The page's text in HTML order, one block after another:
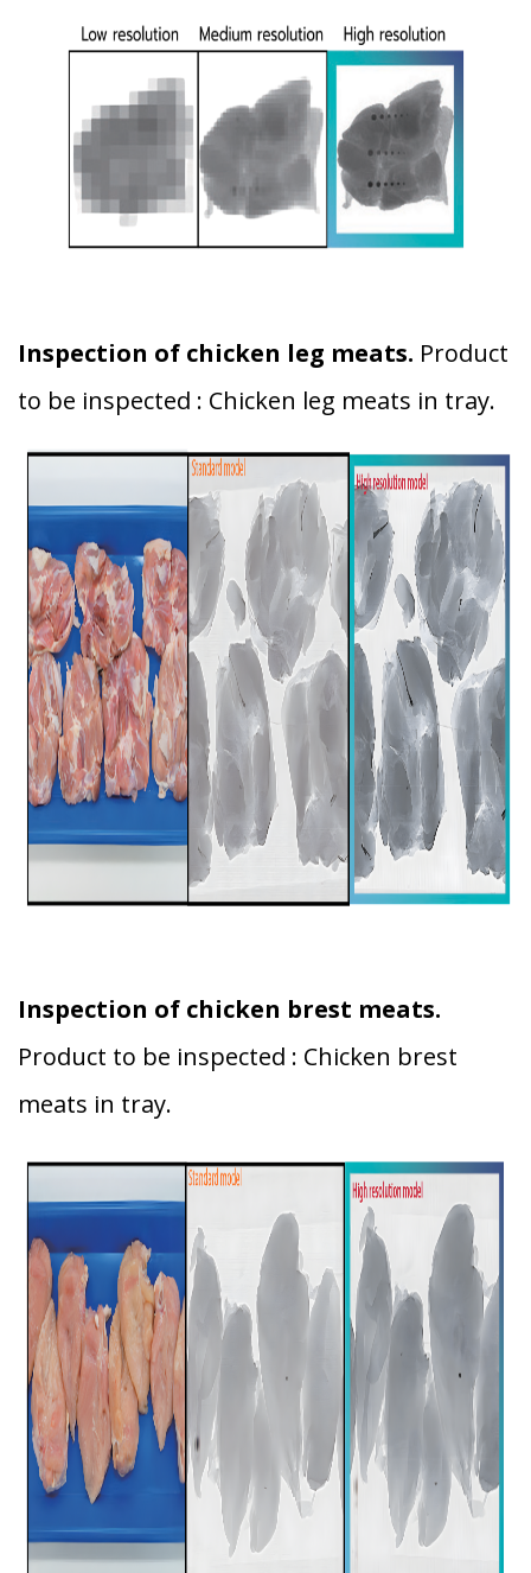
Inspection of chicken leg meats. Product
to be inspected : Chicken leg meats in tray.
Inspection of chicken brest meats.
Product to be inspected : Chicken brest
meats in tray.